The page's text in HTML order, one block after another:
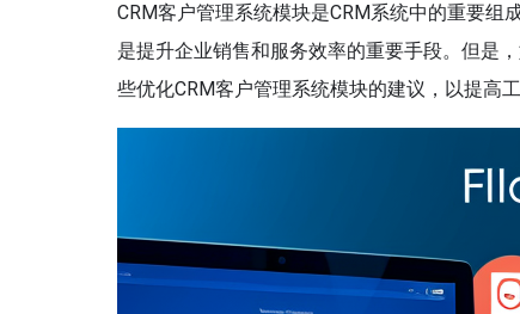
CRM客户管理系统模块是CRM系统中的重要组
是提升企业销售和服务效率的重要手段。但是
些优化CRM客户管理系统模块的建议，以提高工